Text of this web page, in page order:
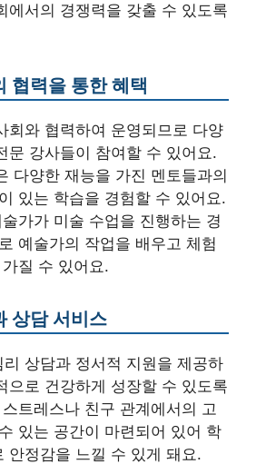
에서의 경쟁력을 갖출 수 있도록
협력을 통한 혜택
회와 협력하여 운영되므로 다양
문 강사들이 참여할 수 있어요.
다양한 재능을 가진 멘토들과의
있는 학습을 경험할 수 있어요.
가가 미술 수업을 진행하는 경
예술가의 작업을 배우고 체험
질 수 있어요.
상담 서비스
상담과 정서적 지원을 제공하
으로 건강하게 성장할 수 있도록
트레스나 친구 관계에서의 고
있는 공간이 마련되어 있어 학
안정감을 느낄 수 있게 돼요.